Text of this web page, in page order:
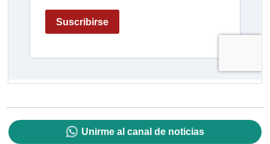
Unirme al canal de noticias